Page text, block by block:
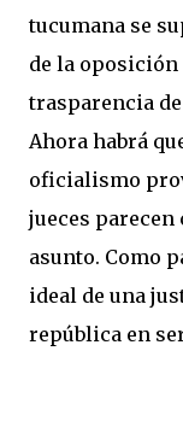
tucumana se
de la oposición
trasparencia
Ahora habrá
oficialismo
jueces parecen
asunto. Como
ideal de una
república en